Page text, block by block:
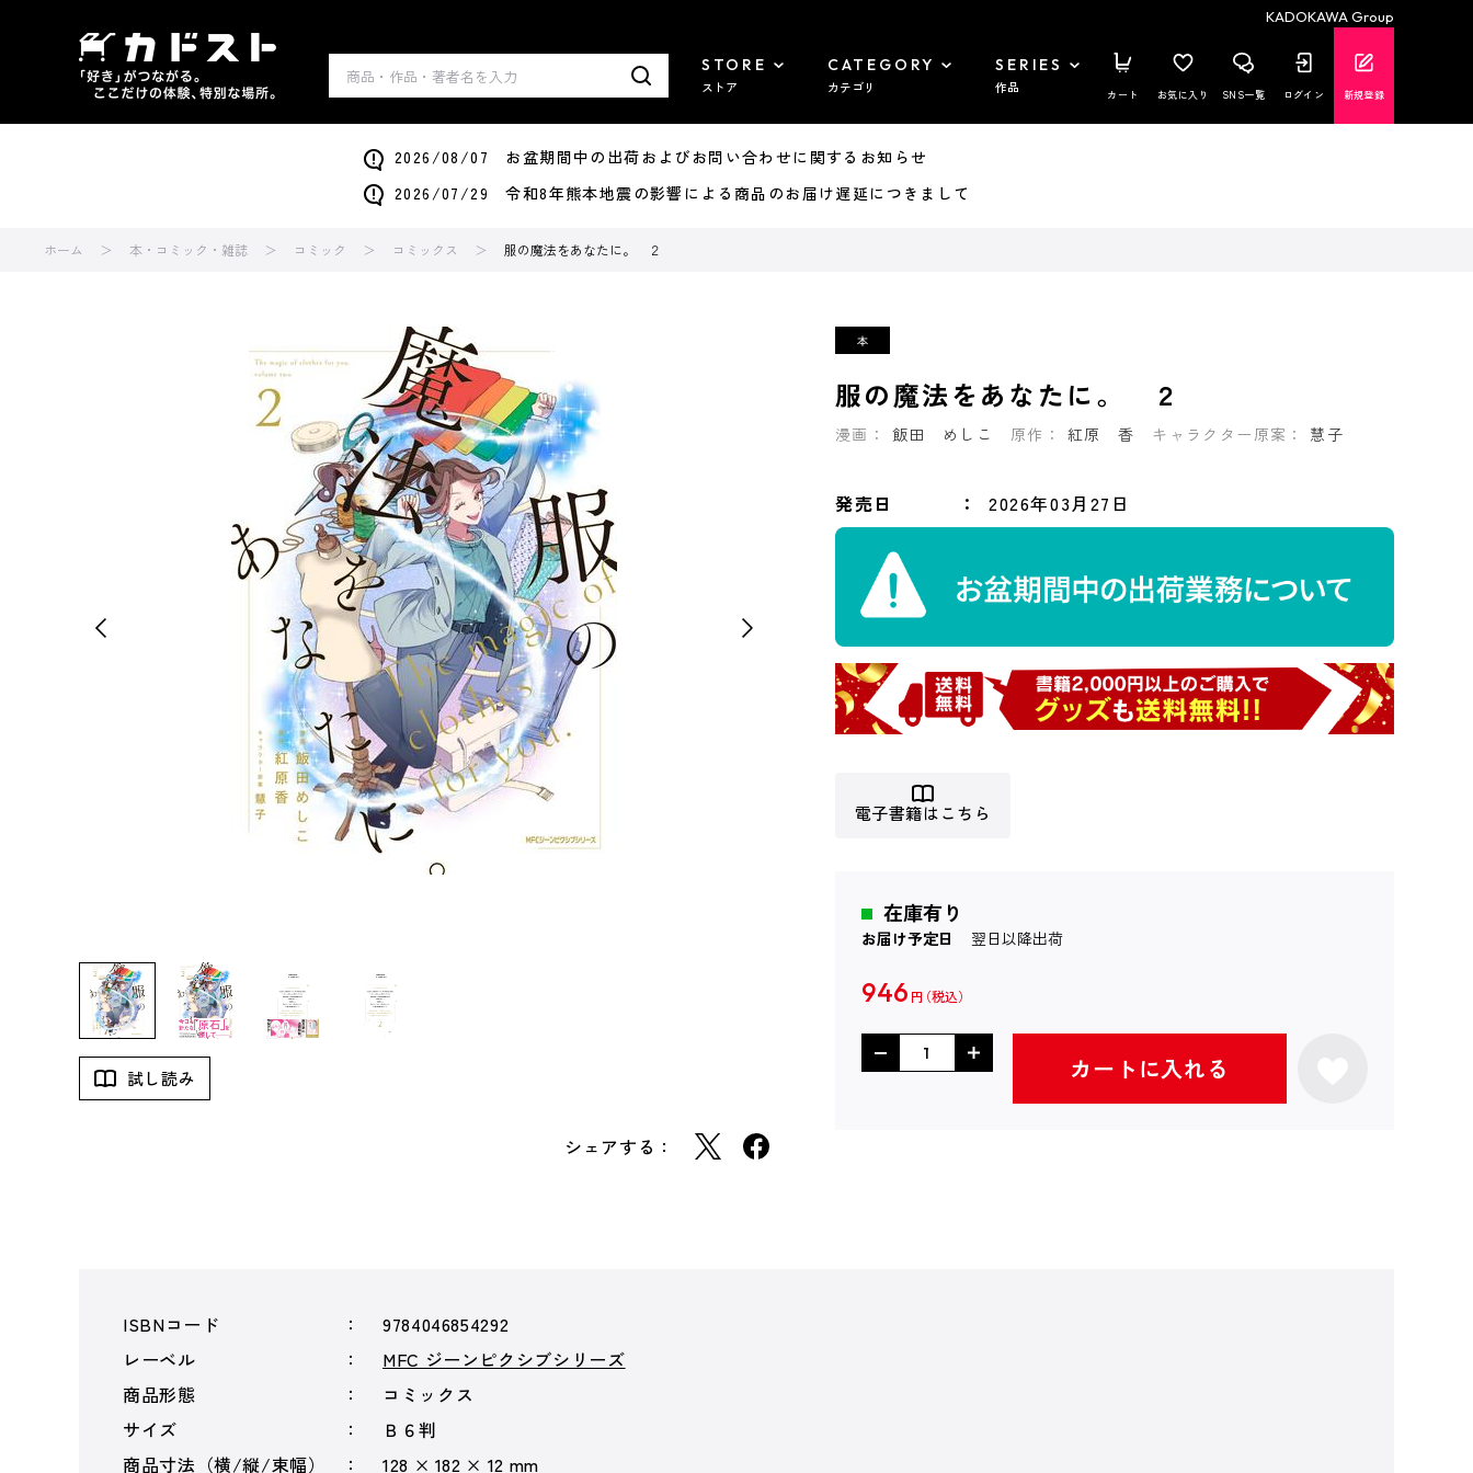
KADOKAWA Group
STORE
ストア
CATEGORY
カテゴリ
SERIES
作品 カート お気に入り SNS一覧 ログイン 新規登録
2026/08/07 お盆期間中の出荷およびお問い合わせに関するお知らせ
2026/07/29 令和8年熊本地震の影響による商品のお届け遅延につきまして
ホーム 本・コミック・雑誌 コミック コミックス 服の魔法をあなたに。 ２
試し読み
シェアする：
服の魔法をあなたに。 ２
漫画： 飯田 めしこ 原作： 紅原 香 キャラクター原案： 慧子
発売日 2026年03月27日
電子書籍はこちら
在庫有り
お届け予定日 翌日以降出荷
946 円
カートに入れる
ISBNコード
9784046854292
レーベル
MFC ジーンピクシブシリーズ
商品形態
コミックス
サイズ
Ｂ６判
商品寸法（横/縦/束幅）
128 × 182 × 12 mm